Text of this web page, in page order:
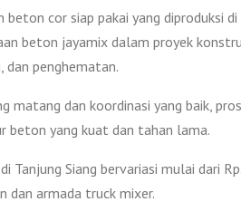
beton cor siap pakai yang diproduksi
beton jayamix dalam proyek
dan penghematan.
matang dan koordinasi yang baik,
beton yang kuat dan tahan lama.
Tanjung Siang bervariasi mulai dari
dan armada truck mixer.